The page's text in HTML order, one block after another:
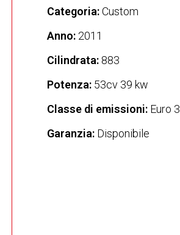
Categoria:Custom
Anno: 2011
Cilindrata: 883
Potenza: 53cv 39 kw
Classe di emissioni: Euro 3
Garanzia: Disponibile